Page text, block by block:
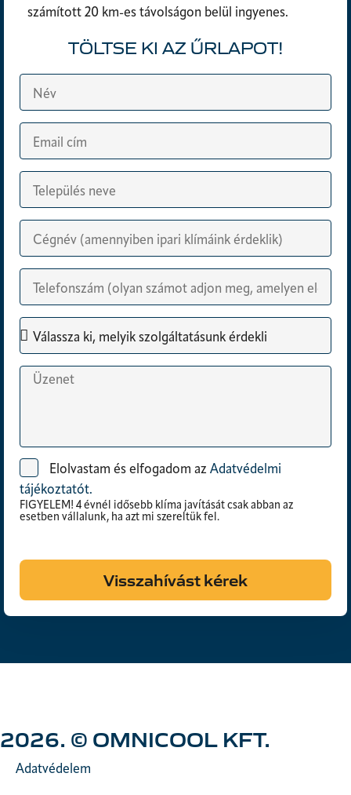
számított 20 km-es távolságon belül ingyenes.
TÖLTSE KI AZ ŰRLAPOT!
Elolvastam és elfogadom az Adatvédelmi
tájékoztatót.
FIGYELEM! 4 évnél idősebb klíma javítását csak abban az
esetben vállalunk, ha azt mi szereltük fel.
Visszahívást kérek
2026. © OMNICOOL KFT.
Adatvédelem